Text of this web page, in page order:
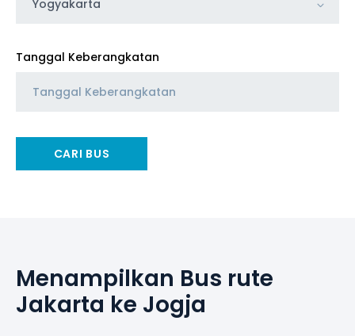
Yogyakarta
Tanggal Keberangkatan
CARI BUS
Menampilkan Bus rute
Jakarta ke Jogja